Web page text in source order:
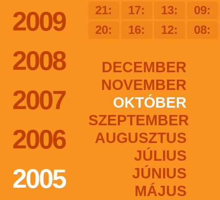
2009
2008
2007
2006
2005
21:
17: 13:
09:
20:
16: 12: 08:
DECEMBER
NOVEMBER
OKTÓBER
SZEPTEMBER
AUGUSZTUS
JÚLIUS
JÚNIUS
MÁJUS